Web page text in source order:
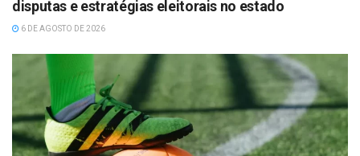
disputas e estratégias eleitorais no estado
6 DE AGOSTO DE 2026